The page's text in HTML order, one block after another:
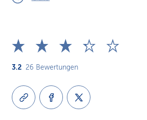
3.2 26 Bewertungen